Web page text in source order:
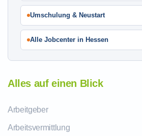
Umschulung & Neustart
Alle Jobcenter in Hessen
Alles auf einen Blick
Arbeitgeber
Arbeitsvermittlung